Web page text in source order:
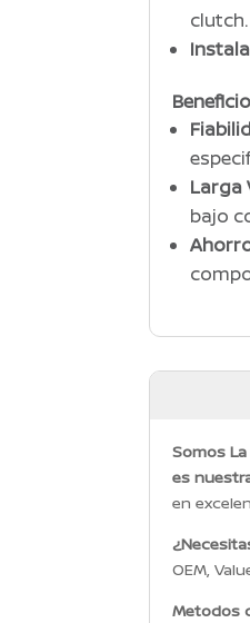
clutch.
Larga
bajo
Somos
es
en
OEM,
Metodos